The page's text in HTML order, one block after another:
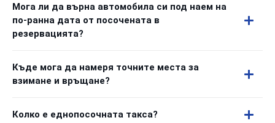
Мога ли да върна автомобила си под наем на
по-ранна дата от посочената в
резервацията?
Къде мога да намеря точните места за
взимане и връщане?
Колко е еднопосочната такса?